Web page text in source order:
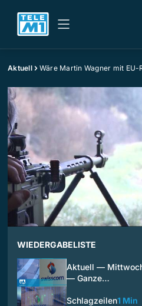
Aktuell Wäre Martin Wagner mit EU-
WIEDERGABELISTE
Aktuell —
— Ganze…
Schlagzeilen1 Min